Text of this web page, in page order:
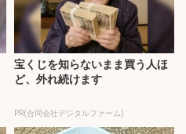
宝くじを知らないまま買う人ほ
ど、外れ続けます
PR(合同会社デジタルファーム)